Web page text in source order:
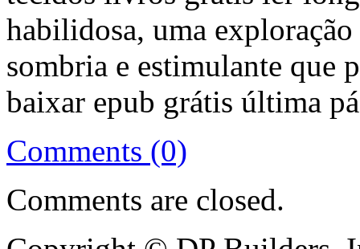
habilidosa, uma
sombria e estimulante que
baixar epub grátis última
Comments (0)
Comments are closed.